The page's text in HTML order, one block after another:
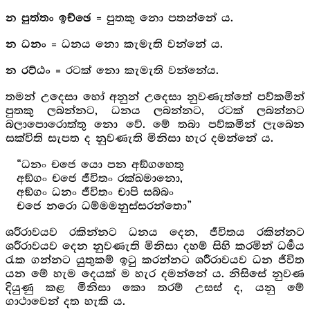
න පුත්තං ඉච්ඡෙ = පුතකු නො පතන්නේ ය.
න ධනං = ධනය නො කැමැති වන්නේ ය.
න රට්ඨං = රටක් නො කැමැති වන්නේය.
තමන් උදෙසා හෝ අනුන් උදෙසා නුවණැත්තේ පව්කමින්
පුතකු ලබන්නට, ධනය ලබන්නට, රටක් ලබන්නට
බලාපොරොත්තු නො වේ. මේ තබා පව්කමින් ලැබෙන
සක්විති සැපත ද නුවණැති මිනිසා හැර දමන්නේ ය.
“ධනං චජෙ යො පන අඞ්ගහෙතු
අඞ්ගං චජෙ ජීවිතං රක්ඛමානො,
අඞ්ගං ධනං ජීවිතං චාපි සබ්බං
චජෙ නරො ධම්මමනුස්සරන්තො”
ශරීරාවයව රකින්නට ධනය දෙන, ජීවිතය රකින්නට
ශරීරාවයව දෙන නුවණැති මිනිසා දහම් සිහි කරමින් ධර්‍මය
රැක ගන්නට යුතුකම් ඉටු කරන්නට ශරීරාවයව ධන ජීවිත
යන මේ හැම දෙයක් ම හැර දමන්නේ ය. නිසිසේ නුවණ
දියුණු කළ මිනිසා කො තරම් උසස් ද, යනු මේ
ගාථාවෙන් දත හැකි ය.